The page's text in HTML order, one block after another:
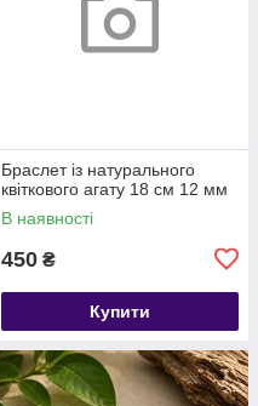
​​​​​​​Браслет із натурального
квіткового агату 18 см 12 мм
В наявності
450 ₴
Купити